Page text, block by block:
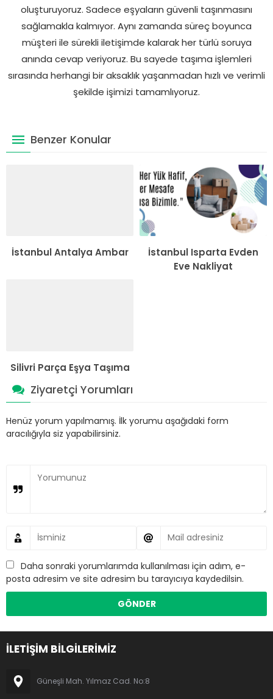
oluşturuyoruz. Sadece eşyaların güvenli taşınmasını
sağlamakla kalmıyor. Aynı zamanda süreç boyunca
müşteri ile sürekli iletişimde kalarak her türlü soruya
anında cevap veriyoruz. Bu sayede taşıma işlemleri
sırasında herhangi bir aksaklık yaşanmadan hızlı ve verimli
şekilde işimizi tamamlıyoruz.
Benzer Konular
İstanbul Antalya Ambar
İstanbul Isparta Evden
Eve Nakliyat
Silivri Parça Eşya Taşıma
Ziyaretçi Yorumları
Henüz yorum yapılmamış. İlk yorumu aşağıdaki form
aracılığıyla siz yapabilirsiniz.
Daha sonraki yorumlarımda kullanılması için adım, e-
posta adresim ve site adresim bu tarayıcıya kaydedilsin.
İLETİŞİM BİLGİLERİMİZ
Güneşli Mah. Yılmaz Cad. No:8